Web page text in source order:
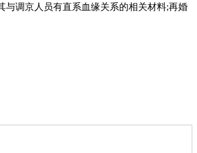
调京人员有直系血缘关系的相关材料;再婚